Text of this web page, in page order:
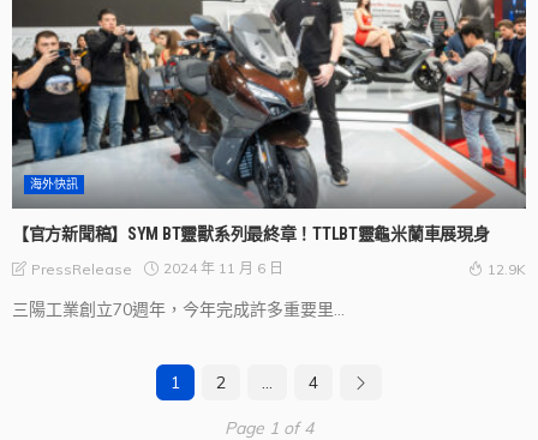
海外快訊
【官方新聞稿】SYM BT靈獸系列最終章！TTLBT靈龜米蘭車展現身
PressRelease 2024 年 11 月 6 日 12.9K
三陽工業創立70週年，今年完成許多重要里...
1 2 4
Page 1 of 4